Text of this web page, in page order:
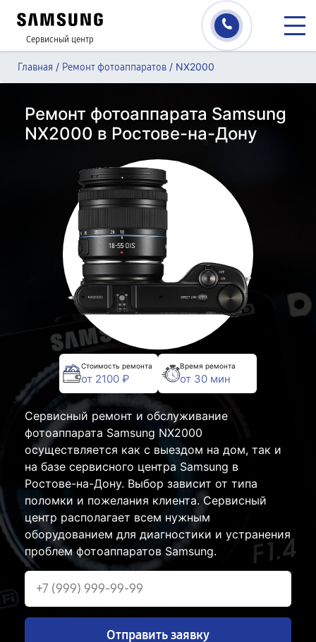
Сервисный центр
Главная / Ремонт фотоаппаратов / NX2000
Ремонт фотоаппарата Samsung
NX2000 в Ростове-на-Дону
Стоимость ремонта
от 2100 ₽
Время ремонта
от 30 мин
Сервисный ремонт и обслуживание
фотоаппарата Samsung NX2000
осуществляется как с выездом на дом, так и
на базе сервисного центра Samsung в
Ростове-на-Дону. Выбор зависит от типа
поломки и пожелания клиента. Сервисный
центр располагает всем нужным
оборудованием для диагностики и устранения
проблем фотоаппаратов Samsung.
Отправить заявку